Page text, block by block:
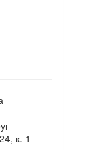
к. 1